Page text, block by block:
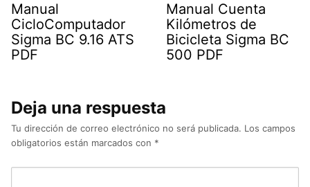
Manual
CicloComputador
Sigma BC 9.16 ATS
PDF
Manual Cuenta
Kilómetros de
Bicicleta Sigma BC
500 PDF
Deja una respuesta
Tu dirección de correo electrónico no será publicada. Los campos
obligatorios están marcados con *